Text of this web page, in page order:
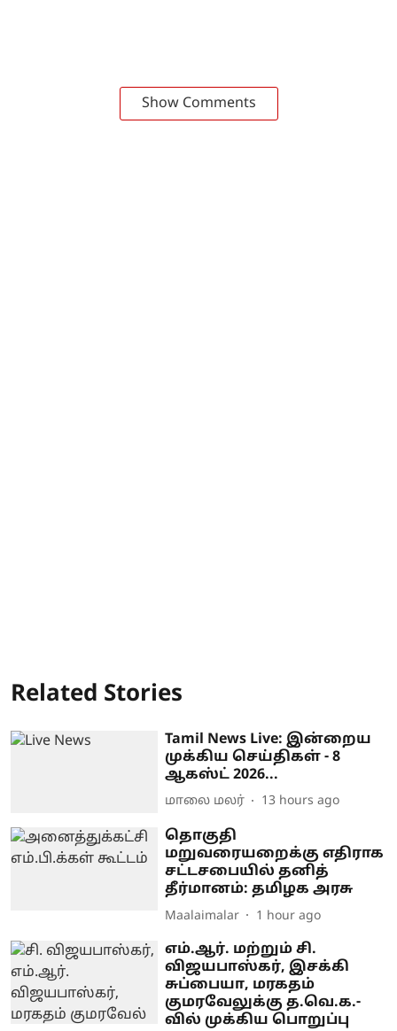
Show Comments
Related Stories
Tamil News Live: இன்றைய
முக்கிய செய்திகள் - 8
ஆகஸ்ட் 2026...
மாலை மலர் 13 hours ago
தொகுதி
மறுவரையறைக்கு எதிராக
சட்டசபையில் தனித்
தீர்மானம்: தமிழக அரசு
Maalaimalar 1 hour ago
எம்.ஆர். மற்றும் சி.
விஜயபாஸ்கர், இசக்கி
சுப்பையா, மரகதம்
குமரவேலுக்கு த.வெ.க.-
வில் முக்கிய பொறுப்பு